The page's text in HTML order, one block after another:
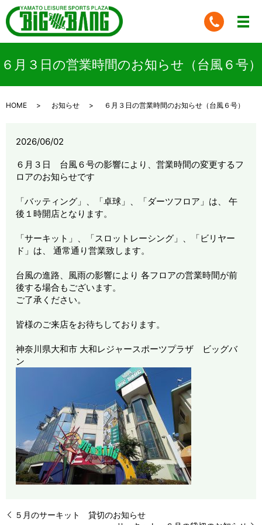
６月３日の営業時間のお知らせ（台風６号）
HOME お知らせ ６月３日の営業時間のお知らせ（台風６号）
2026/06/02
６月３日 台風６号の影響により、営業時間の変更するフ
ロアのお知らせです
「バッティング」、「卓球」、「ダーツフロア」は、 午
後１時開店となります。
「サーキット」、「スロットレーシング」、「ビリヤー
ド」は、 通常通り営業致します。
台風の進路、風雨の影響により 各フロアの営業時間が前
後する場合もございます。
ご了承ください。
皆様のご来店をお待ちしております。
神奈川県大和市 大和レジャースポーツプラザ ビッグバ
ン
５月のサーキット 貸切のお知らせ